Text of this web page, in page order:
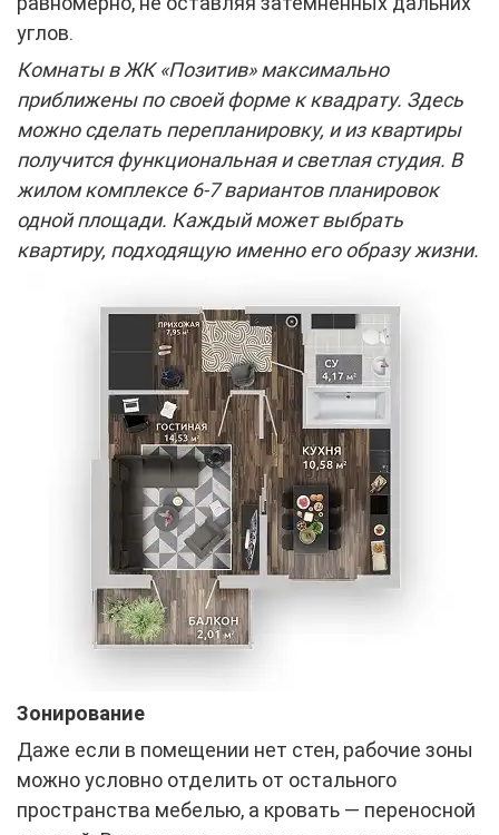
углов.
Комнаты в ЖК «Позитив» максимально
приближены по своей форме к квадрату. Здесь
можно сделать перепланировку, и из квартиры
получится функциональная и светлая студия. В
жилом комплексе 6-7 вариантов планировок
одной площади. Каждый может выбрать
квартиру, подходящую именно его образу жизни.
Зонирование
Даже если в помещении нет стен, рабочие зоны
можно условно отделить от остального
пространства мебелью, а кровать — переносной